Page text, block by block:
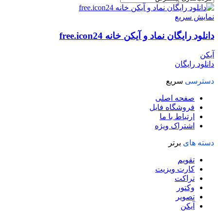
نمایش سریع
دانلود رایگان نماد و آیکن خانه free.icon24
آیکن
دانلود رایگان
دسترسی سریع
صفحه اصلی
فروشگاه فایل
ارتباط با ما
اشتراک ویژه
دسته های برتر
تقویم
کارت ویزیت
تراکت
وکتور
تصویر
آیکن